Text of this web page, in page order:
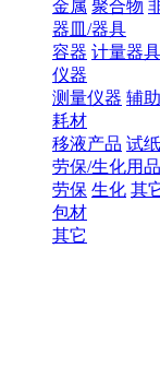
金属 聚合物
器皿/器具
容器 计量器具
仪器
测量仪器 辅
耗材
移液产品 试纸
劳保/生化用品
劳保 生化 其
包材
其它